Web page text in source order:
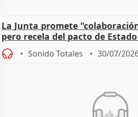
La Junta promete
pero recela del pacto de
Sonido Totales 30/07/